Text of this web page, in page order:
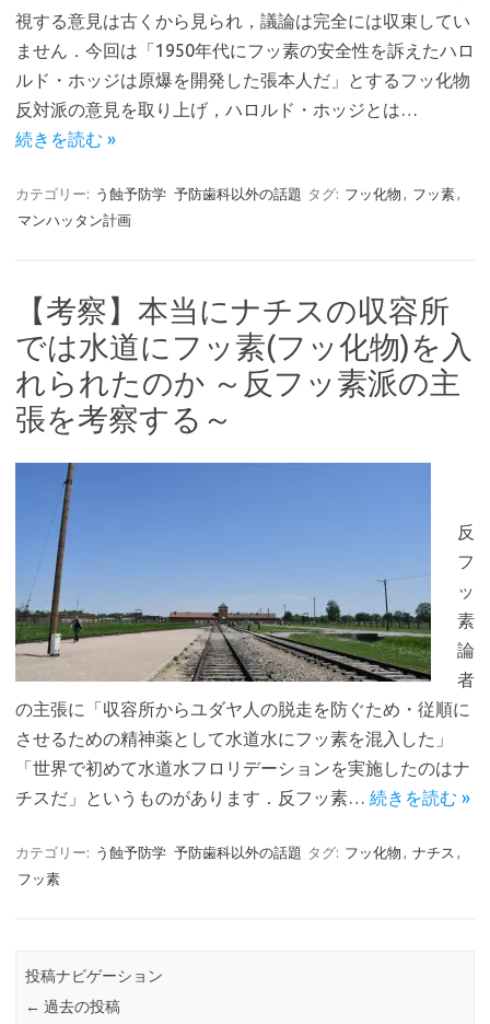
視する意見は古くから見られ，議論は完全には収束してい
ません．今回は「1950年代にフッ素の安全性を訴えたハロ
ルド・ホッジは原爆を開発した張本人だ」とするフッ化物
反対派の意見を取り上げ，ハロルド・ホッジとは…
続きを読む »
カテゴリー: う蝕予防学 予防歯科以外の話題 タグ: フッ化物 , フッ素,
マンハッタン計画
【考察】本当にナチスの収容所
では水道にフッ素(フッ化物)を入
れられたのか ～反フッ素派の主
張を考察する～
反
フ
ッ
素
論
者
の主張に「収容所からユダヤ人の脱走を防ぐため・従順に
させるための精神薬として水道水にフッ素を混入した」
「世界で初めて水道水フロリデーションを実施したのはナ
チスだ」というものがあります．反フッ素… 続きを読む »
カテゴリー: う蝕予防学 予防歯科以外の話題 タグ: フッ化物 , ナチス ,
フッ素
投稿ナビゲーション
← 過去の投稿